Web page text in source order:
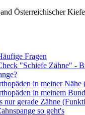
Österreichischer
Fragen
"Schiefe Zähne" -
in meiner Nähe
in meinem
nur gerade Zähne
so geht's